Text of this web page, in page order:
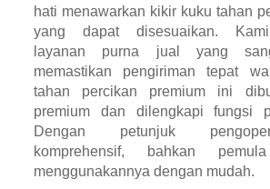
hati menawarkan kikir kuku tahan
yang dapat disesuaikan. Kami
layanan purna jual yang
memastikan pengiriman tepat
tahan percikan premium ini
premium dan dilengkapi fungsi
Dengan petunjuk
komprehensif, bahkan
menggunakannya dengan mudah.